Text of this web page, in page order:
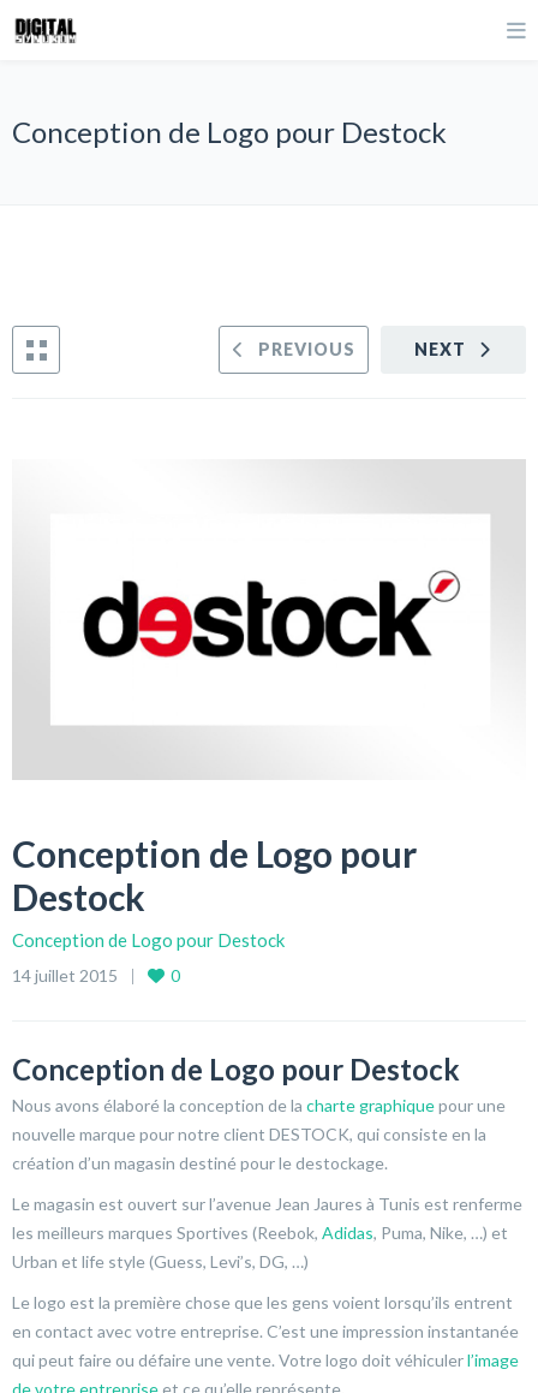
Conception de Logo pour Destock
NEXT
PREVIOUS
Conception de Logo pour
Destock
Conception de Logo pour Destock
14 juillet 2015 0
Conception de Logo pour Destock
Nous avons élaboré la conception de la charte graphiquepour une
nouvelle marque pour notre client DESTOCK, qui consiste en la
création d’un magasin destiné pour le destockage.
Le magasin est ouvert sur l’avenue Jean Jaures à Tunis est renferme
les meilleurs marques Sportives (Reebok, Adidas, Puma, Nike, …) et
Urban et life style (Guess, Levi’s, DG, …)
Le logo est la première chose que les gens voient lorsqu’ils entrent
en contact avec votre entreprise. C’est une impression instantanée
qui peut faire ou défaire une vente. Votre logo doit véhiculerl’image